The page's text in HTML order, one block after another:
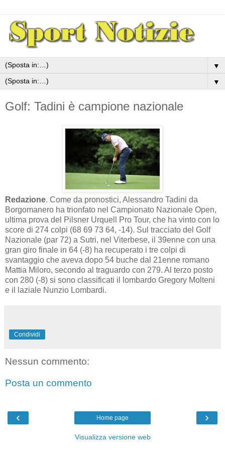
▼
▼
Golf: Tadini è campione nazionale
Redazione. Come da pronostici, Alessandro Tadini da
Borgomanero ha trionfato nel Campionato Nazionale Open,
ultima prova del Pilsner Urquell Pro Tour, che ha vinto con lo
score di 274 colpi (68 69 73 64, -14). Sul tracciato del Golf
Nazionale (par 72) a Sutri, nel Viterbese, il 39enne con una
gran giro finale in 64 (-8) ha recuperato i tre colpi di
svantaggio che aveva dopo 54 buche dal 21enne romano
Mattia Miloro, secondo al traguardo con 279. Al terzo posto
con 280 (-8) si sono classificati il lombardo Gregory Molteni
e il laziale Nunzio Lombardi.
Condividi
Nessun commento:
Posta un commento
‹ ›
Home page
Visualizza versione web